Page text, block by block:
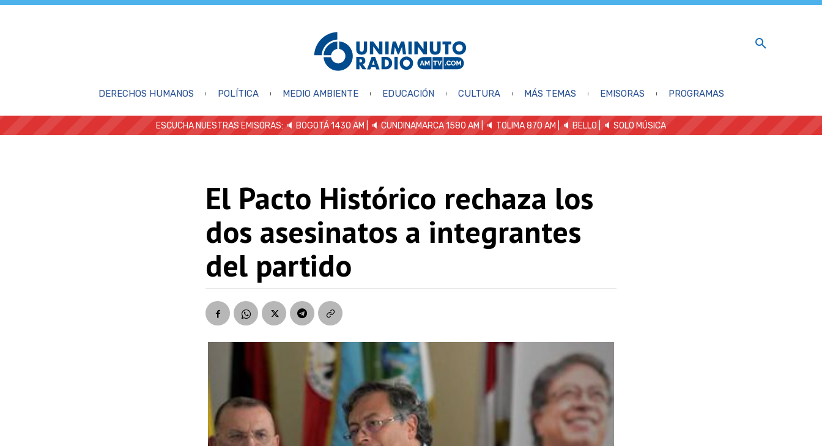
DERECHOS HUMANOS POLÍTICA MEDIO AMBIENTE EDUCACIÓN CULTURA MÁS TEMAS EMISORAS PROGRAMAS
ESCUCHA NUESTRAS EMISORAS: 🔈 BOGOTÁ 1430 AM | 🔈 CUNDINAMARCA 1580 AM | 🔈 TOLIMA 870 AM | 🔈 BELLO 🔈 SOLO MÚSICA
El Pacto Histórico rechaza los
dos asesinatos a integrantes
del partido